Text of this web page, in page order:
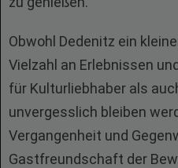
Obwohl Dedenitz ein
Vielzahl an Erlebnissen
für Kulturliebhaber als
unvergesslich bleiben
Vergangenheit und
Gastfreundschaft der